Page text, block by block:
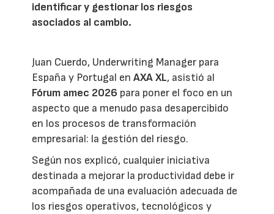
identificar y gestionar los riesgos
asociados al cambio.
Juan Cuerdo, Underwriting Manager para
España y Portugal enAXA XL, asistió al
Fórum amec 2026 para poner el foco en un
aspecto que a menudo pasa desapercibido
en los procesos de transformación
empresarial: la gestión del riesgo.
Según nos explicó, cualquier iniciativa
destinada a mejorar la productividad debe ir
acompañada de una evaluación adecuada de
los riesgos operativos, tecnológicos y